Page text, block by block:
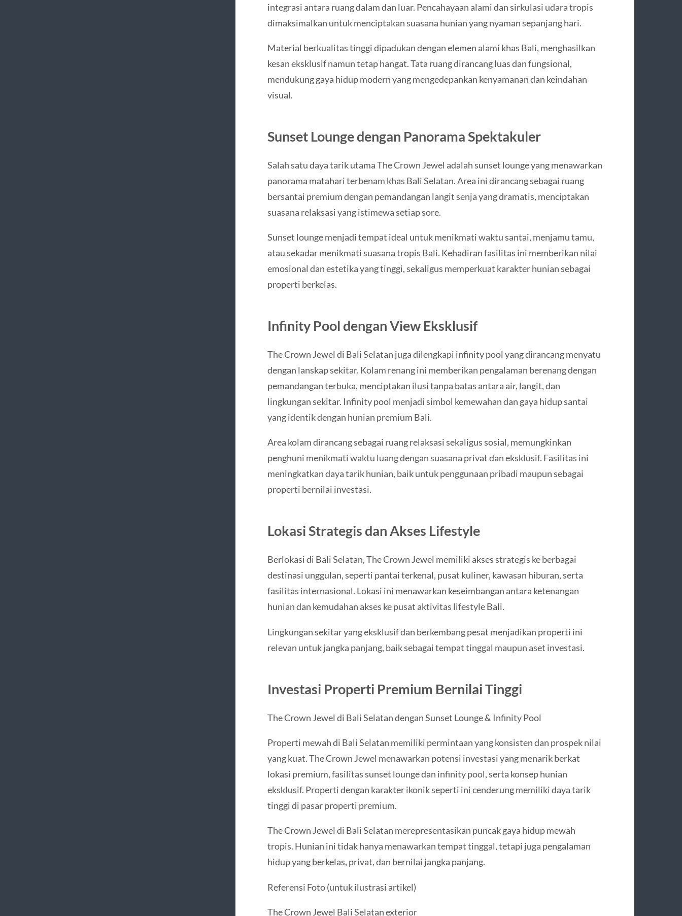
integrasi antara ruang dalam dan luar. Pencahayaan alami dan sirkulasi udara tropis
dimaksimalkan untuk menciptakan suasana hunian yang nyaman sepanjang hari.
Material berkualitas tinggi dipadukan dengan elemen alami khas Bali, menghasilkan
kesan eksklusif namun tetap hangat. Tata ruang dirancang luas dan fungsional,
mendukung gaya hidup modern yang mengedepankan kenyamanan dan keindahan
visual.
Sunset Lounge dengan Panorama Spektakuler
Salah satu daya tarik utama The Crown Jewel adalah sunset lounge yang menawarkan
panorama matahari terbenam khas Bali Selatan. Area ini dirancang sebagai ruang
bersantai premium dengan pemandangan langit senja yang dramatis, menciptakan
suasana relaksasi yang istimewa setiap sore.
Sunset lounge menjadi tempat ideal untuk menikmati waktu santai, menjamu tamu,
atau sekadar menikmati suasana tropis Bali. Kehadiran fasilitas ini memberikan nilai
emosional dan estetika yang tinggi, sekaligus memperkuat karakter hunian sebagai
properti berkelas.
Infinity Pool dengan View Eksklusif
The Crown Jewel di Bali Selatan juga dilengkapi infinity pool yang dirancang menyatu
dengan lanskap sekitar. Kolam renang ini memberikan pengalaman berenang dengan
pemandangan terbuka, menciptakan ilusi tanpa batas antara air, langit, dan
lingkungan sekitar. Infinity pool menjadi simbol kemewahan dan gaya hidup santai
yang identik dengan hunian premium Bali.
Area kolam dirancang sebagai ruang relaksasi sekaligus sosial, memungkinkan
penghuni menikmati waktu luang dengan suasana privat dan eksklusif. Fasilitas ini
meningkatkan daya tarik hunian, baik untuk penggunaan pribadi maupun sebagai
properti bernilai investasi.
Lokasi Strategis dan Akses Lifestyle
Berlokasi di Bali Selatan, The Crown Jewel memiliki akses strategis ke berbagai
destinasi unggulan, seperti pantai terkenal, pusat kuliner, kawasan hiburan, serta
fasilitas internasional. Lokasi ini menawarkan keseimbangan antara ketenangan
hunian dan kemudahan akses ke pusat aktivitas lifestyle Bali.
Lingkungan sekitar yang eksklusif dan berkembang pesat menjadikan properti ini
relevan untuk jangka panjang, baik sebagai tempat tinggal maupun aset investasi.
Investasi Properti Premium Bernilai Tinggi
The Crown Jewel di Bali Selatan dengan Sunset Lounge & Infinity Pool
Properti mewah di Bali Selatan memiliki permintaan yang konsisten dan prospek nilai
yang kuat. The Crown Jewel menawarkan potensi investasi yang menarik berkat
lokasi premium, fasilitas sunset lounge dan infinity pool, serta konsep hunian
eksklusif. Properti dengan karakter ikonik seperti ini cenderung memiliki daya tarik
tinggi di pasar properti premium.
The Crown Jewel di Bali Selatan merepresentasikan puncak gaya hidup mewah
tropis. Hunian ini tidak hanya menawarkan tempat tinggal, tetapi juga pengalaman
hidup yang berkelas, privat, dan bernilai jangka panjang.
Referensi Foto (untuk ilustrasi artikel)
The Crown Jewel Bali Selatan exterior